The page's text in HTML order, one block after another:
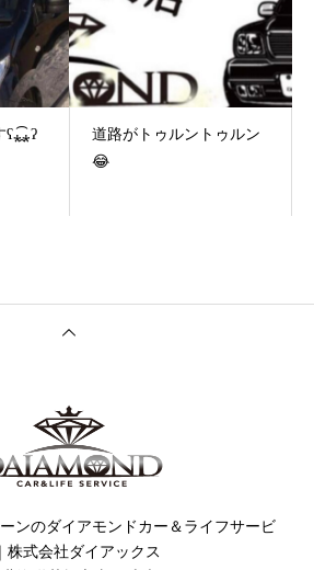
ʕ⁎̯͡⁎ʔ
道路がトゥルントゥルン
😂
ンのダイアモンドカー＆ライフサービ
株式会社ダイアックス